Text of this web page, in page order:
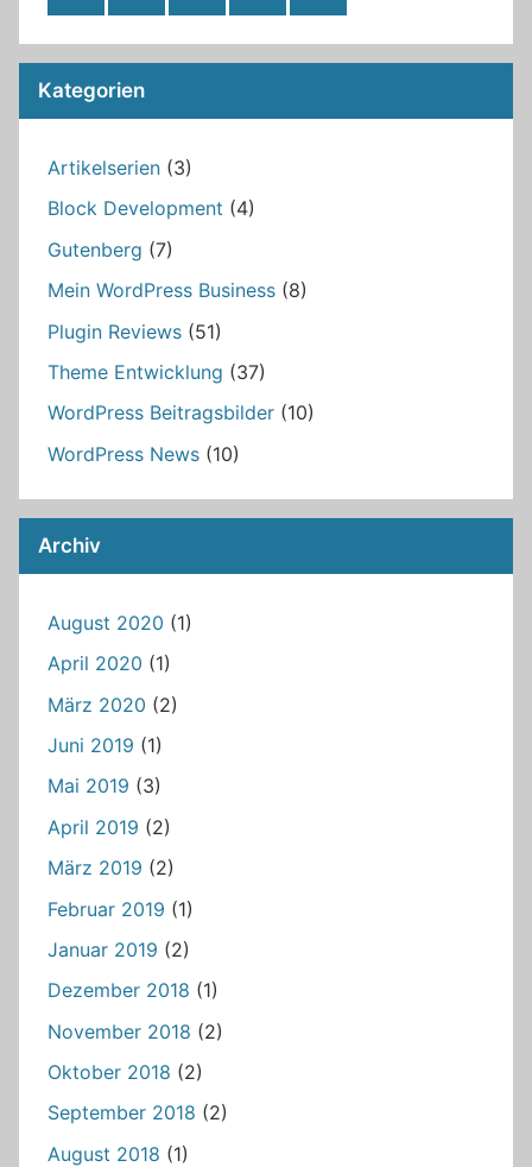
Feed
Kategorien
Artikelserien (3)
Block Development (4)
Gutenberg (7)
Mein WordPress Business (8)
Plugin Reviews (51)
Theme Entwicklung (37)
WordPress Beitragsbilder (10)
WordPress News (10)
Archiv
August 2020 (1)
April 2020 (1)
März 2020 (2)
Juni 2019 (1)
Mai 2019 (3)
April 2019 (2)
März 2019 (2)
Februar 2019 (1)
Januar 2019 (2)
Dezember 2018 (1)
November 2018 (2)
Oktober 2018 (2)
September 2018 (2)
August 2018 (1)